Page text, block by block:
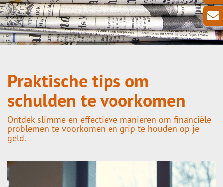
Praktische tips om
schulden te voorkomen
Ontdek slimme en effectieve manieren om financiële
problemen te voorkomen en grip te houden op je
geld.